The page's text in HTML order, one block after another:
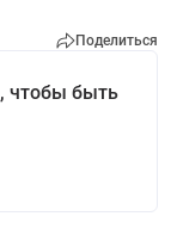
Поделиться
, чтобы быть